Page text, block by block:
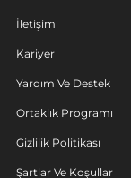
İletişim
Kariyer
Yardım Ve Destek
Ortaklık Programı
Gizlilik Politikası
Şartlar Ve Koşullar